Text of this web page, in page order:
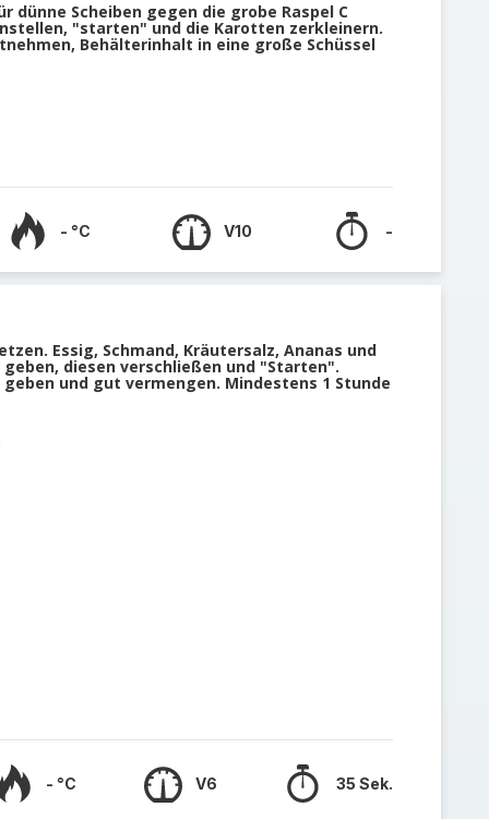
dünne Scheiben gegen die grobe Raspel C
"starten" und die Karotten zerkleinern.
Behälterinhalt in eine große Schüssel
- °C V10 -
Essig, Schmand, Kräutersalz, Ananas und
geben, diesen verschließen und "Starten".
und gut vermengen. Mindestens 1 Stunde
- °C V6 35 Sek.